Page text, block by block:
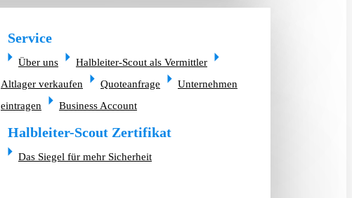
Service
Über uns
Halbleiter-Scout als Vermittler
Altlager verkaufen
Quoteanfrage
Unternehmen
eintragen
Business Account
Halbleiter-Scout Zertifikat
Das Siegel für mehr Sicherheit